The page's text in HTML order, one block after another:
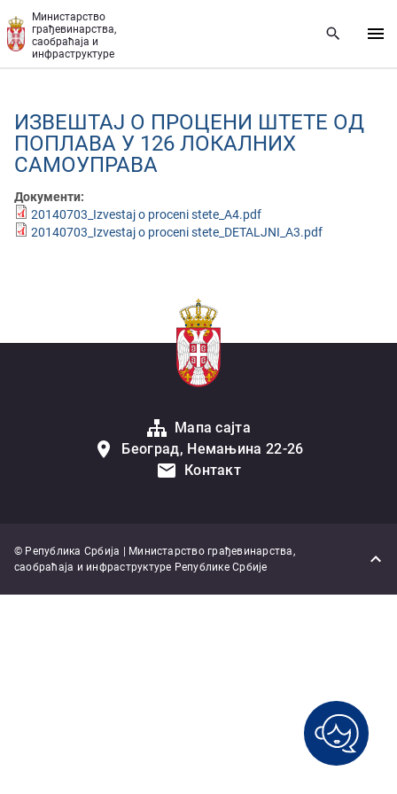
Министарство
грађевинарства,
саобраћаја и
инфраструктуре
ИЗВЕШТАЈ О ПРОЦЕНИ ШТЕТЕ ОД
ПОПЛАВА У 126 ЛОКАЛНИХ
САМОУПРАВА
Документи:
20140703_Izvestaj o proceni stete_A4.pdf
20140703_Izvestaj o proceni stete_DETALJNI_A3.pdf
Мапа сајта
Београд, Немањина 22-26
Контакт
© Република Србија | Министарство грађевинарства,
саобраћаја и инфраструктуре Републике Србије